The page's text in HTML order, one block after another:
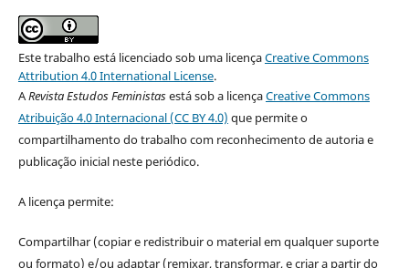
Este trabalho está licenciado sob uma licençaCreative Commons
Attribution 4.0 International License.
ARevista Estudos Feministasestá sob a licençaCreative Commons
Atribuição 4.0 Internacional (CC BY 4.0) que permite o
compartilhamento do trabalho com reconhecimento de autoria e
publicação inicial neste periódico.
A licença permite:
Compartilhar (copiar e redistribuir o material em qualquer suporte
ou formato) e/ou adaptar (remixar, transformar, e criar a partir do